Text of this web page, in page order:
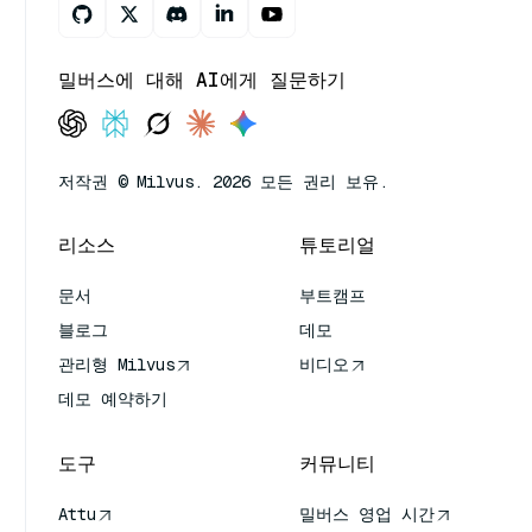
밀버스에 대해 AI에게 질문하기
저작권 © Milvus. 2026 모든 권리 보유.
리소스
문서
블로그
관리형 Milvus
데모 예약하기
튜토리얼
부트캠프
데모
비디오
도구
Attu
커뮤니티
밀버스 영업 시간